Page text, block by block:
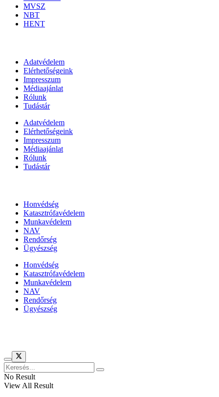
MVSZ
NBT
HENT
Adatvédelem
Elérhetőségeink
Impresszum
Médiaajánlat
Rólunk
Tudástár
Adatvédelem
Elérhetőségeink
Impresszum
Médiaajánlat
Rólunk
Tudástár
Honvédség
Katasztrófavédelem
Munkavédelem
NAV
Rendőrség
Ügyészség
Honvédség
Katasztrófavédelem
Munkavédelem
NAV
Rendőrség
Ügyészség
No Result
View All Result